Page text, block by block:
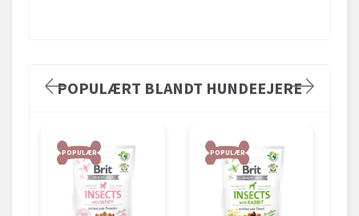
POPULÆRT BLANDT HUNDEEJERE
POPULÆR POPULÆR